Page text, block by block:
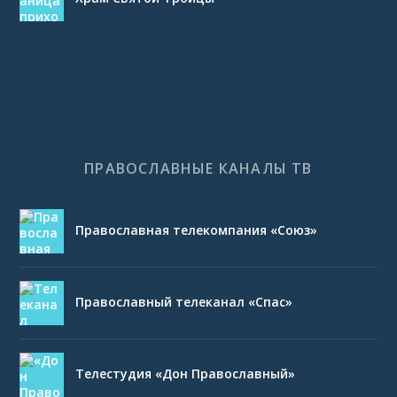
ПРАВОСЛАВНЫЕ КАНАЛЫ ТВ
Православная телекомпания «Союз»
Православный телеканал «Спас»
Телестудия «Дон Православный»